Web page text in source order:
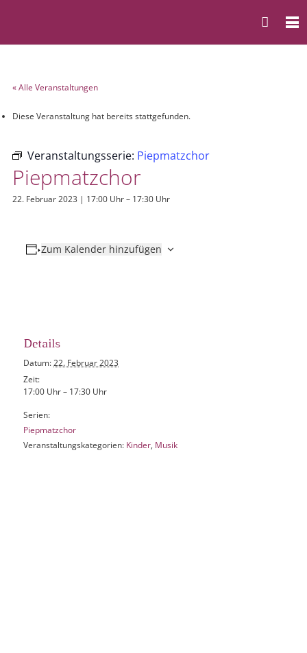
« Alle Veranstaltungen
Diese Veranstaltung hat bereits stattgefunden.
Veranstaltungsserie: Piepmatzchor
Piepmatzchor
22. Februar 2023 | 17:00 Uhr– 17:30 Uhr
Zum Kalender hinzufügen
Details
Datum: 22. Februar 2023
Zeit:
17:00 Uhr – 17:30 Uhr
Serien:
Piepmatzchor
Veranstaltungskategorien: Kinder, Musik